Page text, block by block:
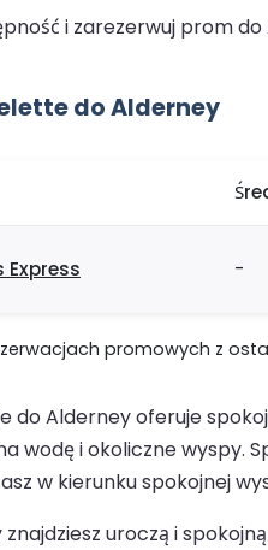
i zarezerwuj prom do
do Alderney
Express -
promowych z
do Alderney oferuje
wodę i okoliczne wyspy.
w kierunku spokojnej
uroczą i